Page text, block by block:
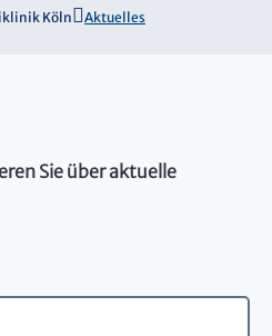
Köln Aktuelles
Sie über aktuelle